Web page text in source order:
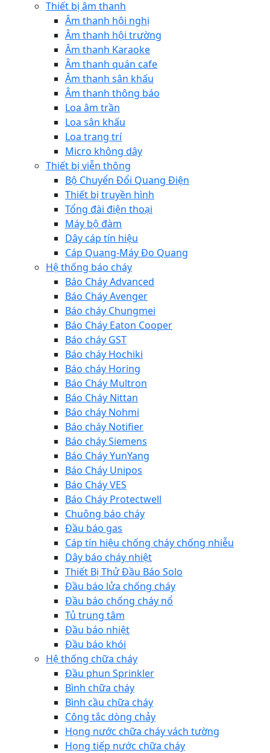
Thiết bị âm thanh
Âm thanh hội nghị
Âm thanh hội trường
Âm thanh Karaoke
Âm thanh quán cafe
Âm thanh sân khấu
Âm thanh thông báo
Loa âm trần
Loa sân khấu
Loa trang trí
Micro không dây
Thiết bị viễn thông
Bộ Chuyển Đổi Quang Điện
Thiết bị truyền hình
Tổng đài điện thoại
Máy bộ đàm
Dây cáp tín hiệu
Cáp Quang-Máy Đo Quang
Hệ thống báo cháy
Báo Cháy Advanced
Báo Cháy Avenger
Báo cháy Chungmei
Báo Cháy Eaton Cooper
Báo cháy GST
Báo cháy Hochiki
Báo cháy Horing
Báo Cháy Multron
Báo Cháy Nittan
Báo cháy Nohmi
Báo cháy Notifier
Báo cháy Siemens
Báo Cháy YunYang
Báo Cháy Unipos
Báo Cháy VES
Báo Cháy Protectwell
Chuông báo cháy
Đầu báo gas
Cáp tín hiệu chống cháy chống nhiễu
Dây báo cháy nhiệt
Thiết Bị Thử Đầu Báo Solo
Đầu báo lửa chống cháy
Đầu báo chống cháy nổ
Tủ trung tâm
Đầu báo nhiệt
Đầu báo khói
Hệ thống chữa cháy
Đầu phun Sprinkler
Bình chữa cháy
Bình cầu chữa cháy
Công tắc dòng chảy
Họng nước chữa cháy vách tường
Họng tiếp nước chữa cháy